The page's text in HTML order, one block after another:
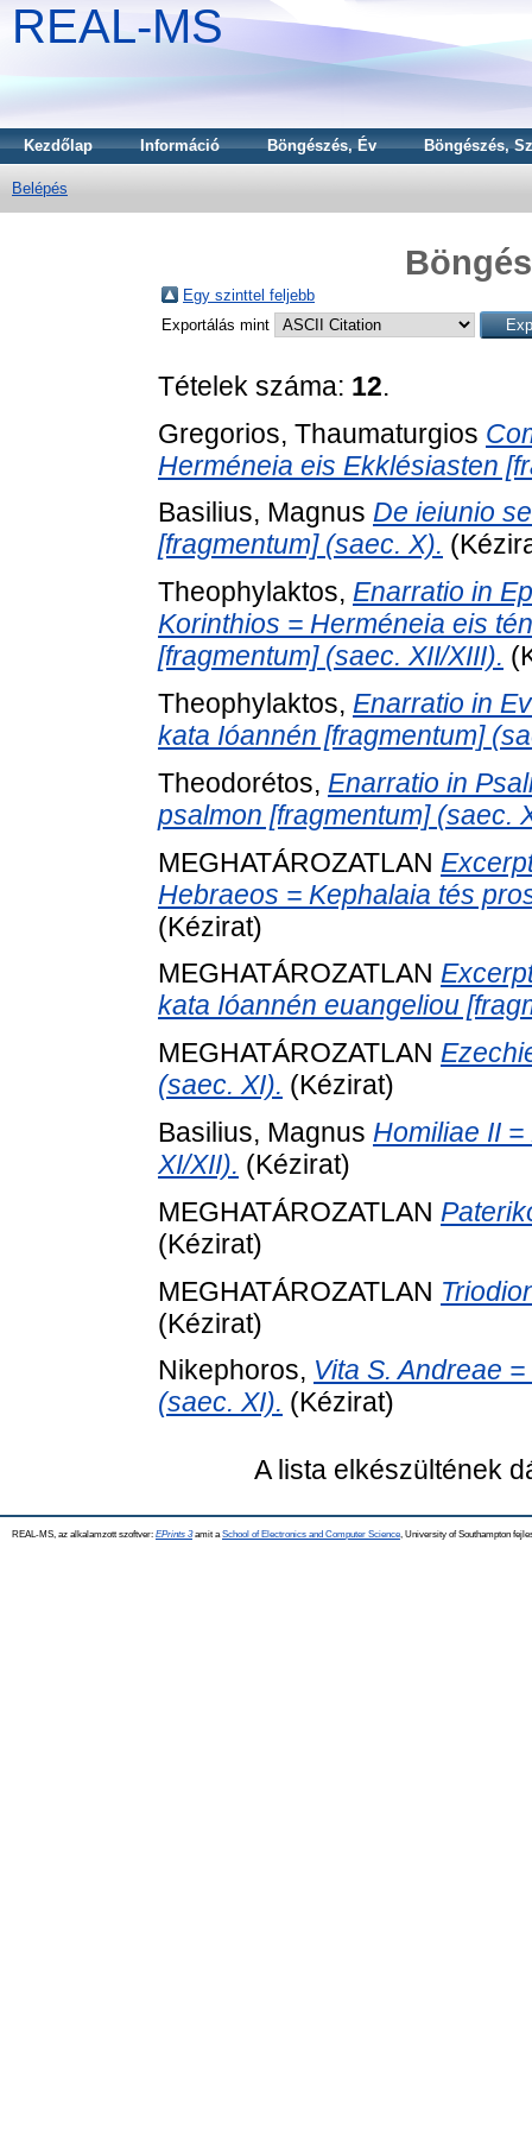
REAL-MS
Kezdőlap Információ Böngészés, Év Böngészés,
Belépés
Egy szinttel feljebb
Exportálás mint
Tételek száma: 12.
Gregorios, Thaumaturgios
Herméneia eis Ekklésiasten
Basilius, Magnus De ieiunio
[fragmentum] (saec. X).
Theophylaktos, Enarratio in
Korinthios = Herméneia eis
[fragmentum] (saec. XII/XIII).
Theophylaktos, Enarratio in
kata Ióannén [fragmentum]
Theodorétos, Enarratio in
psalmon [fragmentum] (saec.
MEGHATÁROZATLAN
Hebraeos = Kephalaia tés
(Kézirat)
MEGHATÁROZATLAN
kata Ióannén euangeliou
MEGHATÁROZATLAN
(saec. XI). (Kézirat)
Basilius, Magnus Homiliae II
XI/XII). (Kézirat)
MEGHATÁROZATLAN
(Kézirat)
MEGHATÁROZATLAN
(Kézirat)
Nikephoros, Vita S. Andreae
(saec. XI). (Kézirat)
A lista elkészültének
REAL-MS, az alkalamzott szoftver: EPrints 3amit a School of Electronics and Computer Science , University of Southampton